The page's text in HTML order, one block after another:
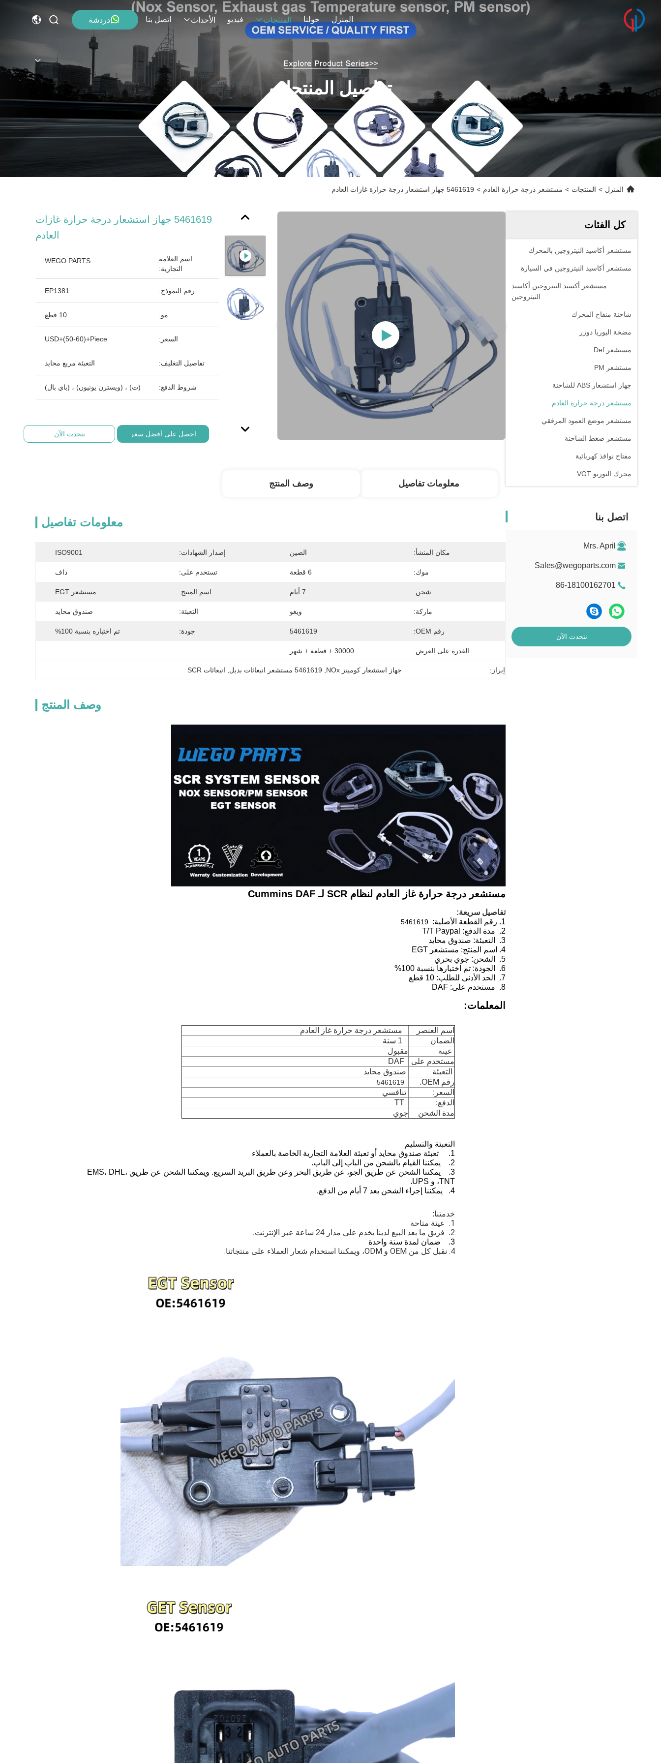
المنزل حولنا المنتجات فيديو الأحداث اتصل بنا دردشة
تفاصيل المنتجات
المنزل > المنتجات > مستشعر درجة حرارة العادم > 5461619 جهاز استشعار درجة حرارة غازات العادم
كل الفئات
مستشعر أكاسيد النيتروجين بالمحرك
مستشعر أكاسيد النيتروجين في السيارة
مستشعر أكسيد النيتروجين أكاسيد
النيتروجين
شاحنة منفاخ المحرك
مضخة اليوريا دوزر
مستشعر Def
مستشعر PM
جهاز استشعار ABS للشاحنة
مستشعر درجة حرارة العادم
مستشعر موضع العمود المرفقي
مستشعر ضغط الشاحنة
مفتاح نوافذ كهربائية
محرك التوربو VGT
اتصل بنا
Mrs. April
Sales@wegoparts.com
86-18100162701
نتحدث الآن
5461619 جهاز استشعار درجة حرارة غازات
العادم
اسم العلامة
التجارية:
WEGO PARTS
رقم النموذج: EP1381
مو: 10 قطع
السعر: USD+(50-60)+Piece
تفاصيل التغليف: التعبئة مربع محايد
شروط الدفع: (ت) ، (ويسترن يونيون) ، (باي بال)
احصل على أفضل سعر نتحدث الآن
معلومات تفاصيل وصف المنتج
معلومات تفاصيل
مكان المنشأ: الصين إصدار الشهادات: ISO9001
موك: 6 قطعة تستخدم على: داف
شحن: 7 أيام اسم المنتج: مستشعر EGT
ماركة: ويغو التعبئة: صندوق محايد
رقم OEM: 5461619 جودة: تم اختباره بنسبة 100%
القدرة على العرض: 30000 + قطعة + شهر
إبراز: جهاز استشعار كومينز NOx 5461619 مستشعر انبعاثات بديل انبعاثات SCR
وصف المنتج
مستشعر درجة حرارة غاز العادم لنظام SCR لـ Cummins DAF
تفاصيل سريعة:
1. رقم القطعة الأصلية: 5461619
2. مدة الدفع: T/T Paypal
3. التعبئة: صندوق محايد
4.
اسم المنتج: مستشعر EGT
5. الشحن: جوي بحري
6. الجودة: تم اختبارها بنسبة 100%
7. الحد الأدنى للطلب: 10 قطع
8. مستخدم على: DAF
المعلمات:
اسم العنصر
مستشعر درجة حرارة غاز العادم
الضمان
عينة
مقبول
مستخدم على
التعبئة
صندوق محايد
رقم OEM.
5461619
السعر:
تنافسي
الدفع:
مدة الشحن
جوي
التعبئة والتسليم
1.
تعبئة صندوق محايد أو تعبئة العلامة التجارية الخاصة بالعملاء
2.
يمكننا القيام بالشحن من الباب إلى الباب.
3.
يمكننا الشحن عن طريق الجو، عن طريق البحر وعن طريق البريد السريع. ويمكننا الشحن عن طريق EMS، DHL،
TNT، و UPS.
4.
يمكننا إجراء الشحن بعد 7 أيام من الدفع.
خدمتنا:
1. عينة متاحة
2.
فريق ما بعد البيع لدينا يخدم على مدار 24 ساعة عبر الإنترنت.
3. ضمان لمدة سنة واحدة
4. نقبل كل من OEM و ODM، ويمكننا استخدام شعار العملاء على منتجاتنا.